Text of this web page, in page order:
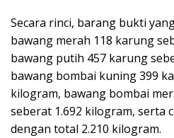
Secara rinci, barang bukti
bawang merah 118 karung
bawang putih 457 karung
bawang bombai kuning 399
kilogram, bawang bombai
seberat 1.692 kilogram, serta
dengan total 2.210 kilogram.